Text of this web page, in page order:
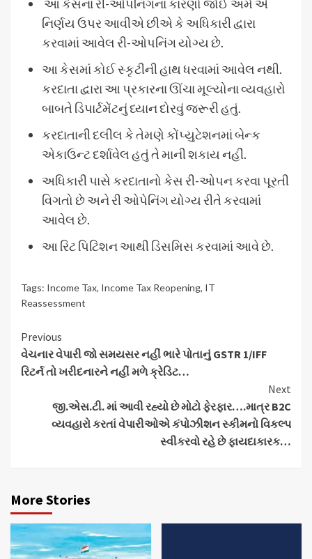
આ કેસના રી-ઓપનિંગના કારણો જોઈ અમે એ
નિર્ણય ઉપર આવીએ છીએ કે અધિકારી દ્વારા
કરવામાં આવેલ રી-ઓપનિંગ યોગ્ય છે.
આ કેસમાં કોઈ સ્કૃટીની હાથ ધરવામાં આવેલ નથી.
કરદાતા દ્વારા આ પ્રકારના ઊંચા મૂલ્યોના વ્યવહારો
બાબતે ડિપાર્ટમેંટનું ધ્યાન દોરવું જરૂરી હતું.
કરદાતાની દલીલ કે તેમણે કોંપ્યુટેશનમાં બેન્ક
એકાઉન્ટ દર્શાવેલ હતું તે માની શકાય નહીં.
અધિકારી પાસે કરદાતાનો કેસ રી-ઓપન કરવા પૂરતી
વિગતો છે અને રી ઓપેનિંગ યોગ્ય રીતે કરવામાં
આવેલ છે.
આ રિટ પિટિશન આથી ડિસમિસ કરવામાં આવે છે.
Tags: Income Tax, Income Tax Reopening, IT
Reassessment
Continue
Reading
Previous
વેચનાર વેપારી જો સમયસર નહીં ભારે પોતાનું GSTR 1/IFF
રિટર્ન તો ખરીદનારને નહીં મળે ક્રેડિટ…
Next
જી.એસ.ટી. માં આવી રહ્યો છે મોટો ફેરફાર….માત્ર B2C
વ્યવહારો કરતાં વેપારીઓએ કંપોઝીશન સ્કીમનો વિકલ્પ
સ્વીકરવો રહે છે ફાયદાકારક…
More Stories